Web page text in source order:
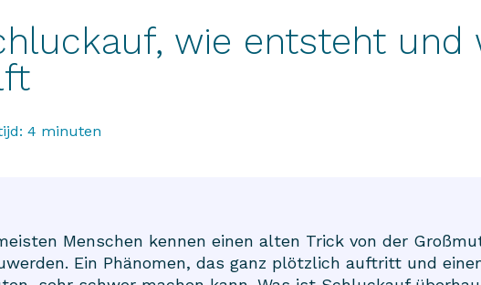
wie entsteht und
4 minuten
Menschen kennen einen alten Trick von der
Ein Phänomen, das ganz plötzlich auftritt und